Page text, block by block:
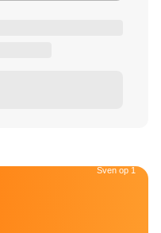
Sven op 1